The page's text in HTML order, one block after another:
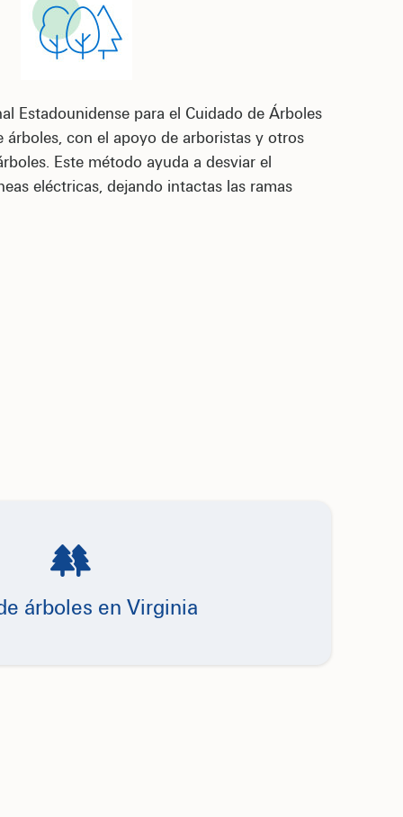
Estadounidense para el Cuidado de Árboles
con el apoyo de arboristas y otros
Este método ayuda a desviar el
eléctricas, dejando intactas las ramas
árboles en Virginia